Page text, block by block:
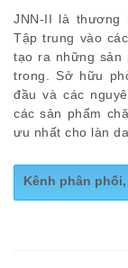
JNN-II là thương
Tập trung vào
tạo ra những sản
trong. Sở hữu
đầu và các
các sản phẩm
ưu nhất cho làn
Kênh phân